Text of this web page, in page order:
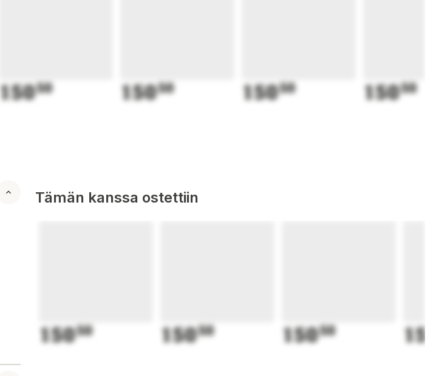
15050 15050 15050 15050
Tämän kanssa ostettiin
15050 15050 15050